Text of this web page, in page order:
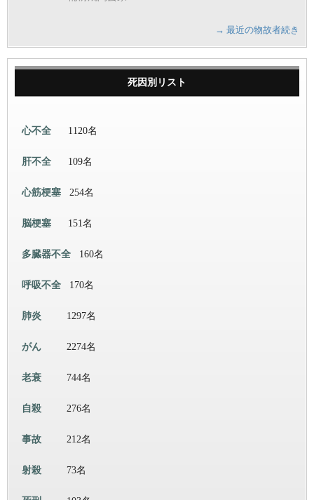
→ 最近の物故者続き
死因別リスト
心不全 1120名
肝不全 109名
心筋梗塞 254名
脳梗塞 151名
多臓器不全 160名
呼吸不全 170名
肺炎 1297名
がん 2274名
老衰 744名
自殺 276名
事故 212名
射殺 73名